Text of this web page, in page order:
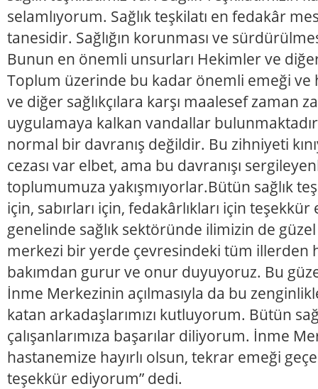
selamlıyorum. Sağlık teşkilatı en fedakâr
tanesidir. Sağlığın korunması ve
Bunun en önemli unsurları Hekimler ve
Toplum üzerinde bu kadar önemli emeği ve
ve diğer sağlıkçılara karşı maalesef zaman
uygulamaya kalkan vandallar
normal bir davranış değildir. Bu zihniyeti
cezası var elbet, ama bu davranışı
toplumumuza yakışmıyorlar.Bütün sağlık
için, sabırları için, fedakârlıkları için
genelinde sağlık sektöründe ilimizin de
merkezi bir yerde çevresindeki tüm illerden
bakımdan gurur ve onur duyuyoruz. Bu
İnme Merkezinin açılmasıyla da bu
katan arkadaşlarımızı kutluyorum. Bütün
çalışanlarımıza başarılar diliyorum. İnme
hastanemize hayırlı olsun, tekrar emeği
teşekkür ediyorum” dedi.